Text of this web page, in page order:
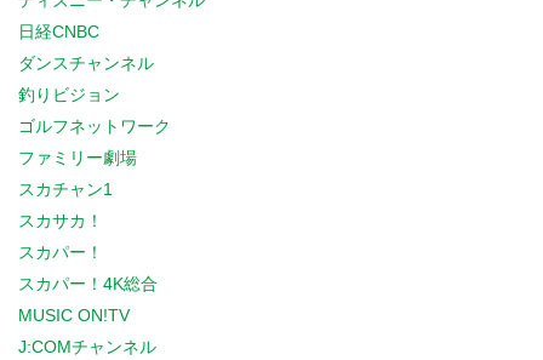
日経CNBC
ダンスチャンネル
釣りビジョン
ゴルフネットワーク
ファミリー劇場
スカチャン1
スカサカ！
スカパー！
スカパー！4K総合
MUSIC ON!TV
J:COMチャンネル